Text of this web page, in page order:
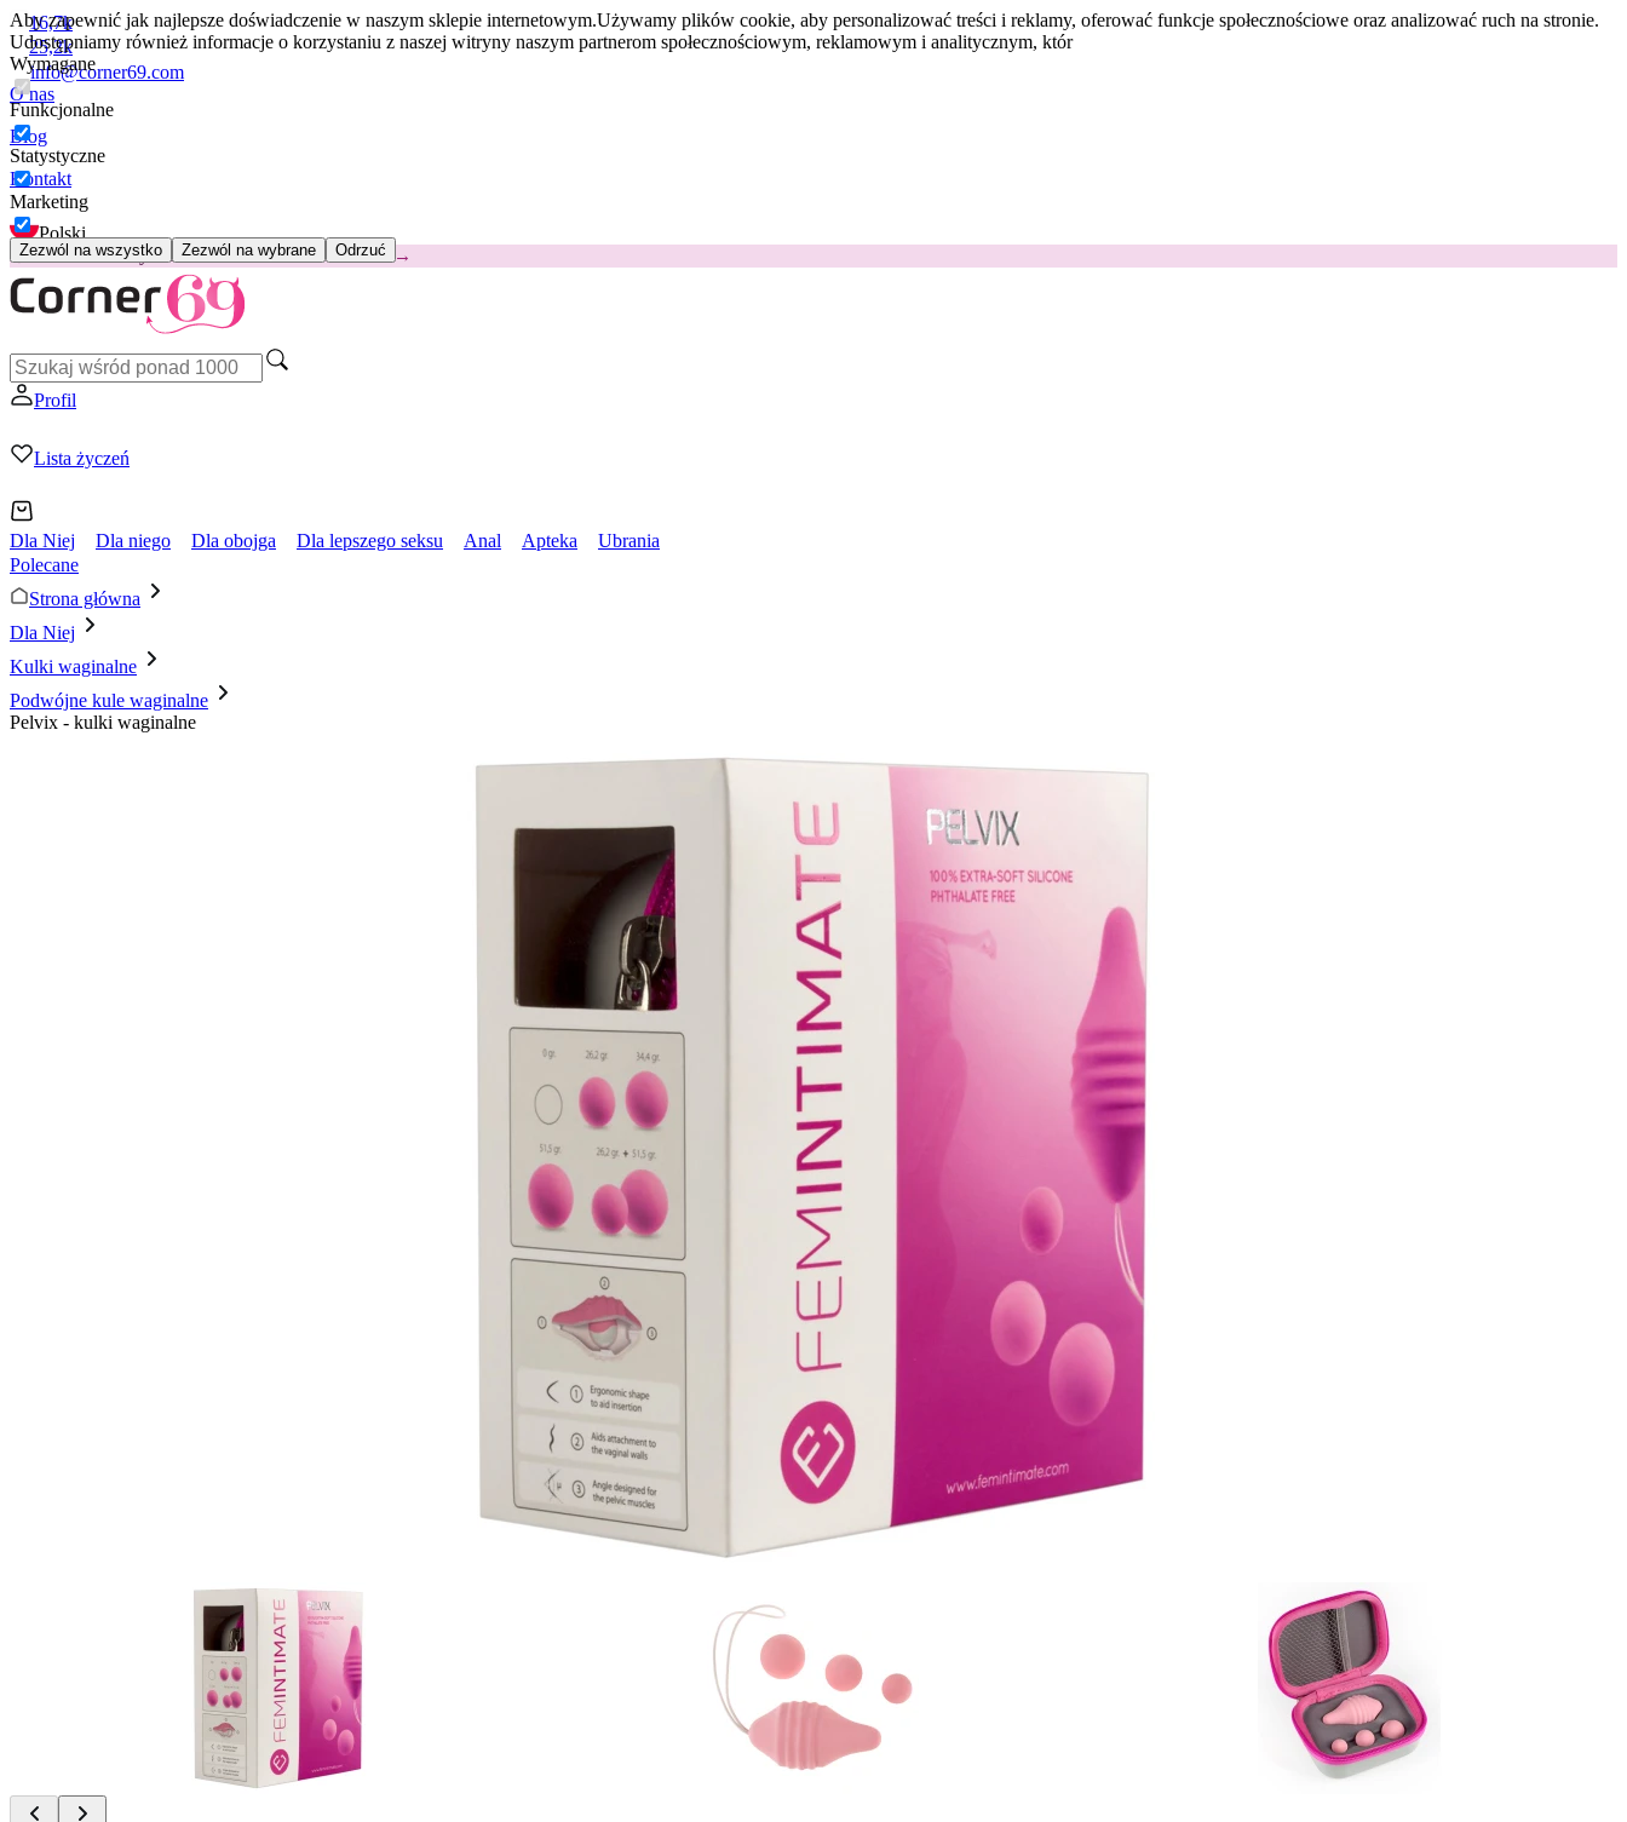
Aby zapewnić jak najlepsze doświadczenie w naszym sklepie internetowym.Używamy plików cookie, aby personalizować treści i reklamy, oferować funkcje społecznościowe oraz analizować ruch na stronie.
Udostępniamy również informacje o korzystaniu z naszej witryny naszym partnerom społecznościowym, reklamowym i analitycznym, któr
Wymagane
Funkcjonalne
Statystyczne
Marketing
Zezwól na wszystko Zezwól na wybrane Odrzuć
16,7k
25,2k
info@corner69.com
O nas
Blog
Kontakt
Polski
😽Svakom Klitty: 65 zł TANIEJKod: KLITTY →
Profil
Lista życzeń
Dla Niej Dla niego Dla obojga Dla lepszego seksu Anal Apteka
Ubrania
Polecane
Strona główna
Dla Niej
Kulki waginalne
Podwójne kule waginalne
Pelvix - kulki waginalne